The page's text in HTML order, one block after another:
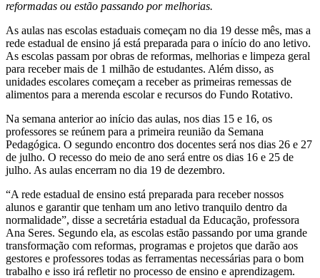
reformadas ou estão passando por melhorias.
As aulas nas escolas estaduais começam no dia 19 desse mês, mas a
rede estadual de ensino já está preparada para o início do ano letivo.
As escolas passam por obras de reformas, melhorias e limpeza geral
para receber mais de 1 milhão de estudantes. Além disso, as
unidades escolares começam a receber as primeiras remessas de
alimentos para a merenda escolar e recursos do Fundo Rotativo.
Na semana anterior ao início das aulas, nos dias 15 e 16, os
professores se reúnem para a primeira reunião da Semana
Pedagógica. O segundo encontro dos docentes será nos dias 26 e 27
de julho. O recesso do meio de ano será entre os dias 16 e 25 de
julho. As aulas encerram no dia 19 de dezembro.
“A rede estadual de ensino está preparada para receber nossos
alunos e garantir que tenham um ano letivo tranquilo dentro da
normalidade”, disse a secretária estadual da Educação, professora
Ana Seres. Segundo ela, as escolas estão passando por uma grande
transformação com reformas, programas e projetos que darão aos
gestores e professores todas as ferramentas necessárias para o bom
trabalho e isso irá refletir no processo de ensino e aprendizagem.